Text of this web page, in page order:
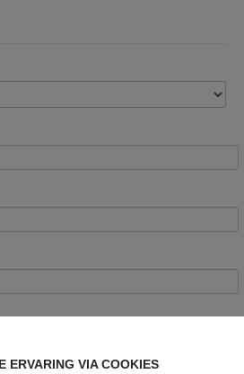
ERVARING VIA COOKIES